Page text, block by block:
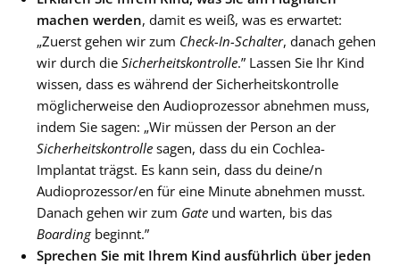
machen werden, damit es weiß, was es erwartet:
„Zuerst gehen wir zum Check-In-Schalter, danach gehen
wir durch die Sicherheitskontrolle.” Lassen Sie Ihr Kind
wissen, dass es während der Sicherheitskontrolle
möglicherweise den Audioprozessor abnehmen muss,
indem Sie sagen: „Wir müssen der Person an der
Sicherheitskontrolle sagen, dass du ein Cochlea-
Implantat trägst. Es kann sein, dass du deine/n
Audioprozessor/en für eine Minute abnehmen musst.
Danach gehen wir zum Gate und warten, bis das
Boardingbeginnt.”
Sprechen Sie mit Ihrem Kind ausführlich über jeden